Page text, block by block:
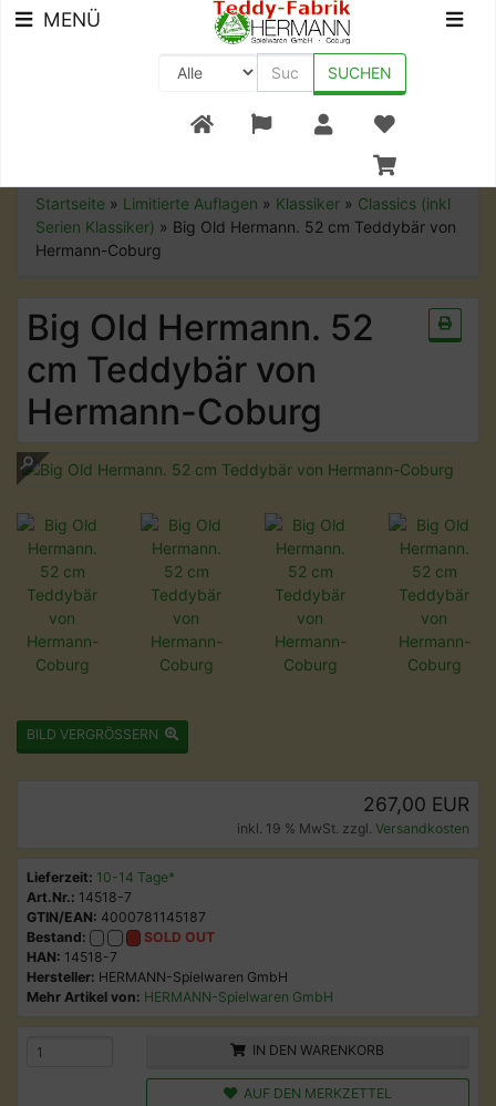
+49 (0) 9561-8590-0
MENÜ
SUCHEN
Startseite » Limitierte Auflagen » Klassiker » Classics (inkl
Serien Klassiker) » Big Old Hermann. 52 cm Teddybär von
Hermann-Coburg
Big Old Hermann. 52
cm Teddybär von
Hermann-Coburg
BILD VERGRÖSSERN
267,00 EUR
inkl. 19 % MwSt. zzgl. Versandkosten
Lieferzeit: 10-14 Tage*
Art.Nr.: 14518-7
GTIN/EAN: 4000781145187
Bestand:
SOLD OUT
HAN: 14518-7
Hersteller: HERMANN-Spielwaren GmbH
Mehr Artikel von: HERMANN-Spielwaren GmbH
IN DEN WARENKORB
AUF DEN MERKZETTEL